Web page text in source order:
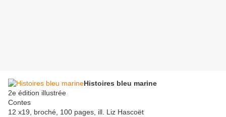
Histoires bleu marine
2e édition illustrée
Contes
12 x19, broché, 100 pages, ill. Liz Hascoët